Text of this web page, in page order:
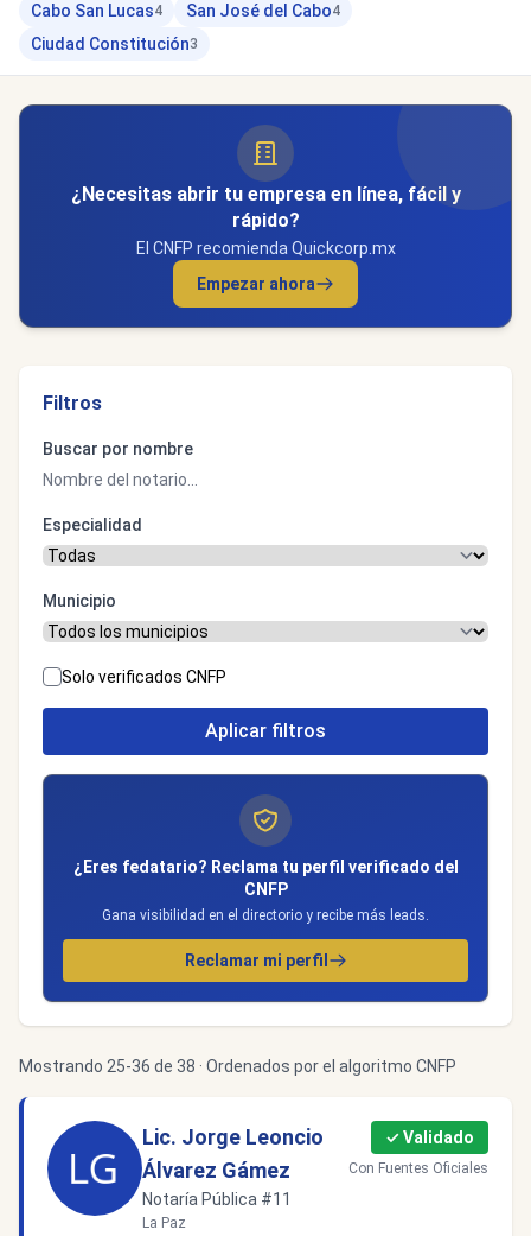
Cabo San Lucas4 San José del Cabo4
Ciudad Constitución3
¿Necesitas abrir tu empresa en línea, fácil y
rápido?
El CNFP recomienda Quickcorp.mx
Empezar ahora
Filtros
Buscar por nombre
Especialidad
Municipio
Solo verificados CNFP
Aplicar filtros
¿Eres fedatario? Reclama tu perfil verificado del
CNFP
Gana visibilidad en el directorio y recibe más leads.
Reclamar mi perfil
Mostrando 25-36 de 38 · Ordenados por el algoritmo CNFP
Lic. Jorge Leoncio
Álvarez Gámez
Notaría Pública #11
La Paz
✓ Validado
Con Fuentes Oficiales